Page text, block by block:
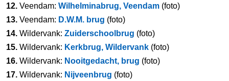
12. Veendam: Wilhelminabrug, Veendam (foto)
13. Veendam: D.W.M. brug (foto)
14. Wildervank: Zuiderschoolbrug (foto)
15. Wildervank: Kerkbrug, Wildervank (foto)
16. Wildervank: Nooitgedacht, brug (foto)
17. Wildervank: Nijveenbrug (foto)